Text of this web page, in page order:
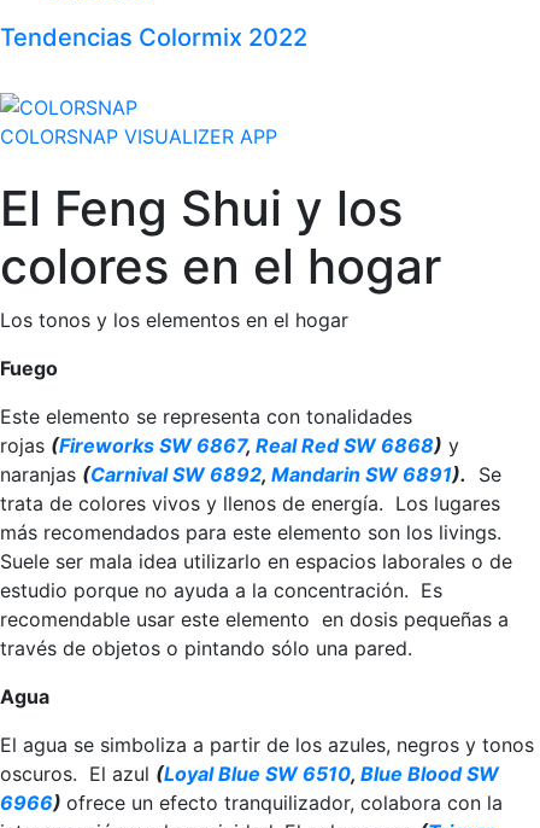
Tendencias Colormix 2022
COLORSNAP VISUALIZER APP
El Feng Shui y los
colores en el hogar
Los tonos y los elementos en el hogar
Fuego
Este elemento se representa con tonalidades
rojas (Fireworks SW 6867, Real Red SW 6868) y
naranjas (Carnival SW 6892, Mandarin SW 6891). Se
trata de colores vivos y llenos de energía. Los lugares
más recomendados para este elemento son los livings.
Suele ser mala idea utilizarlo en espacios laborales o de
estudio porque no ayuda a la concentración. Es
recomendable usar este elemento en dosis pequeñas a
través de objetos o pintando sólo una pared.
Agua
El agua se simboliza a partir de los azules, negros y tonos
oscuros. El azul (Loyal Blue SW 6510, Blue Blood SW
6966) ofrece un efecto tranquilizador, colabora con la